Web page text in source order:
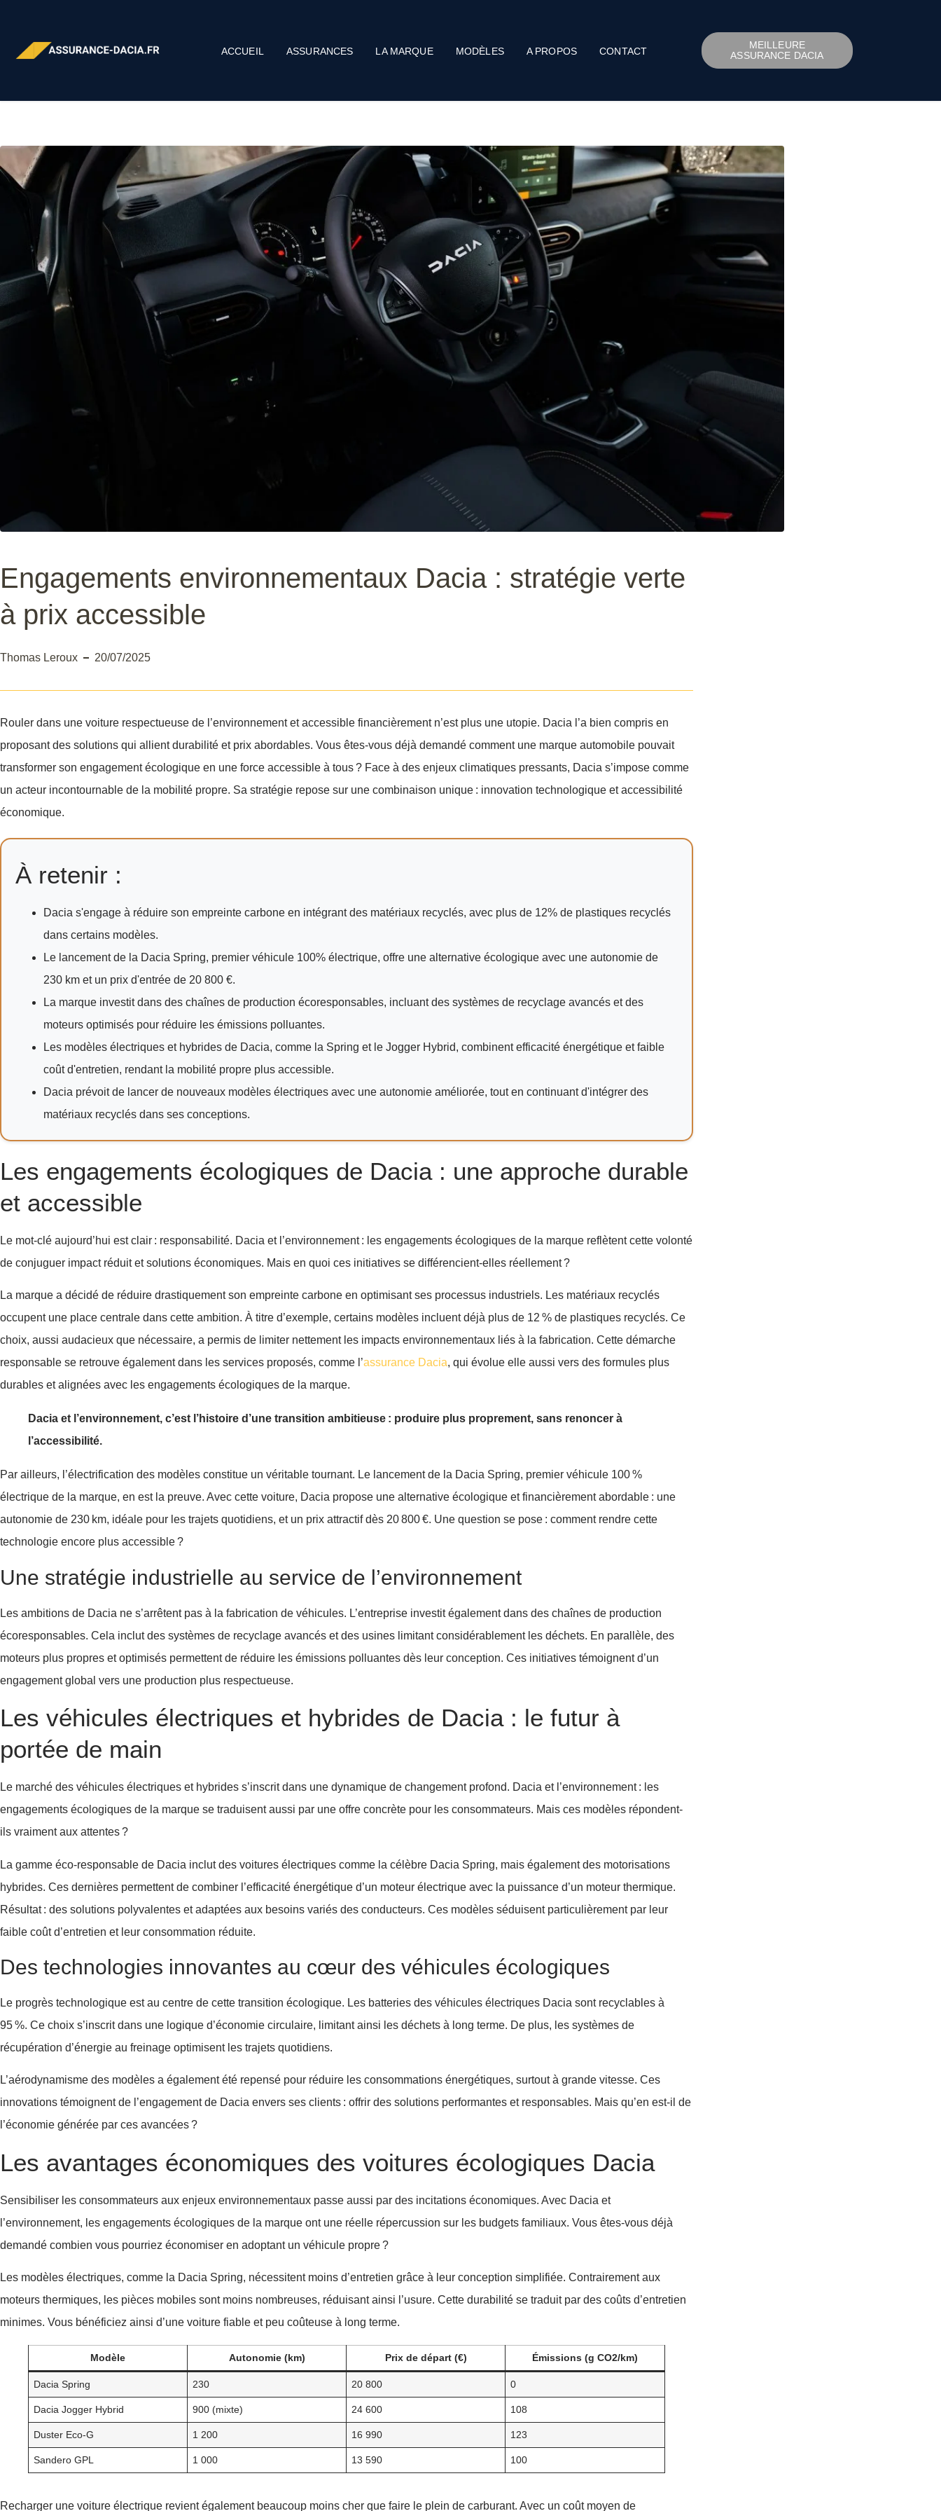
ACCUEIL ASSURANCES LA MARQUE MODÈLES A PROPOS CONTACT
MEILLEURE
ASSURANCE DACIA
Engagements environnementaux Dacia : stratégie verte
à prix accessible
Thomas Leroux 20/07/2025
Rouler dans une voiture respectueuse de l’environnement et accessible financièrement n’est plus une utopie. Dacia l’a bien compris en
proposant des solutions qui allient durabilité et prix abordables. Vous êtes-vous déjà demandé comment une marque automobile pouvait
transformer son engagement écologique en une force accessible à tous ? Face à des enjeux climatiques pressants, Dacia s’impose comme
un acteur incontournable de la mobilité propre. Sa stratégie repose sur une combinaison unique : innovation technologique et accessibilité
économique.
À retenir :
Dacia s'engage à réduire son empreinte carbone en intégrant des matériaux recyclés, avec plus de 12% de plastiques recyclés
dans certains modèles.
Le lancement de la Dacia Spring, premier véhicule 100% électrique, offre une alternative écologique avec une autonomie de
230 km et un prix d'entrée de 20 800 €.
La marque investit dans des chaînes de production écoresponsables, incluant des systèmes de recyclage avancés et des
moteurs optimisés pour réduire les émissions polluantes.
Les modèles électriques et hybrides de Dacia, comme la Spring et le Jogger Hybrid, combinent efficacité énergétique et faible
coût d'entretien, rendant la mobilité propre plus accessible.
Dacia prévoit de lancer de nouveaux modèles électriques avec une autonomie améliorée, tout en continuant d'intégrer des
matériaux recyclés dans ses conceptions.
Les engagements écologiques de Dacia : une approche durable
et accessible
Le mot-clé aujourd’hui est clair : responsabilité. Dacia et l’environnement : les engagements écologiques de la marque reflètent cette volonté
de conjuguer impact réduit et solutions économiques. Mais en quoi ces initiatives se différencient-elles réellement ?
La marque a décidé de réduire drastiquement son empreinte carbone en optimisant ses processus industriels. Les matériaux recyclés
occupent une place centrale dans cette ambition. À titre d’exemple, certains modèles incluent déjà plus de 12 % de plastiques recyclés. Ce
choix, aussi audacieux que nécessaire, a permis de limiter nettement les impacts environnementaux liés à la fabrication. Cette démarche
responsable se retrouve également dans les services proposés, comme l’assurance Dacia, qui évolue elle aussi vers des formules plus
durables et alignées avec les engagements écologiques de la marque.
Dacia et l’environnement, c’est l’histoire d’une transition ambitieuse : produire plus proprement, sans renoncer à
l’accessibilité.
Par ailleurs, l’électrification des modèles constitue un véritable tournant. Le lancement de la Dacia Spring, premier véhicule 100 %
électrique de la marque, en est la preuve. Avec cette voiture, Dacia propose une alternative écologique et financièrement abordable : une
autonomie de 230 km, idéale pour les trajets quotidiens, et un prix attractif dès 20 800 €. Une question se pose : comment rendre cette
technologie encore plus accessible ?
Une stratégie industrielle au service de l’environnement
Les ambitions de Dacia ne s’arrêtent pas à la fabrication de véhicules. L’entreprise investit également dans des chaînes de production
écoresponsables. Cela inclut des systèmes de recyclage avancés et des usines limitant considérablement les déchets. En parallèle, des
moteurs plus propres et optimisés permettent de réduire les émissions polluantes dès leur conception. Ces initiatives témoignent d’un
engagement global vers une production plus respectueuse.
Les véhicules électriques et hybrides de Dacia : le futur à
portée de main
Le marché des véhicules électriques et hybrides s’inscrit dans une dynamique de changement profond. Dacia et l’environnement : les
engagements écologiques de la marque se traduisent aussi par une offre concrète pour les consommateurs. Mais ces modèles répondent-
ils vraiment aux attentes ?
La gamme éco-responsable de Dacia inclut des voitures électriques comme la célèbre Dacia Spring, mais également des motorisations
hybrides. Ces dernières permettent de combiner l’efficacité énergétique d’un moteur électrique avec la puissance d’un moteur thermique.
Résultat : des solutions polyvalentes et adaptées aux besoins variés des conducteurs. Ces modèles séduisent particulièrement par leur
faible coût d’entretien et leur consommation réduite.
Des technologies innovantes au cœur des véhicules écologiques
Le progrès technologique est au centre de cette transition écologique. Les batteries des véhicules électriques Dacia sont recyclables à
95 %. Ce choix s’inscrit dans une logique d’économie circulaire, limitant ainsi les déchets à long terme. De plus, les systèmes de
récupération d’énergie au freinage optimisent les trajets quotidiens.
L’aérodynamisme des modèles a également été repensé pour réduire les consommations énergétiques, surtout à grande vitesse. Ces
innovations témoignent de l’engagement de Dacia envers ses clients : offrir des solutions performantes et responsables. Mais qu’en est-il de
l’économie générée par ces avancées ?
Les avantages économiques des voitures écologiques Dacia
Sensibiliser les consommateurs aux enjeux environnementaux passe aussi par des incitations économiques. Avec Dacia et
l’environnement, les engagements écologiques de la marque ont une réelle répercussion sur les budgets familiaux. Vous êtes-vous déjà
demandé combien vous pourriez économiser en adoptant un véhicule propre ?
Les modèles électriques, comme la Dacia Spring, nécessitent moins d’entretien grâce à leur conception simplifiée. Contrairement aux
moteurs thermiques, les pièces mobiles sont moins nombreuses, réduisant ainsi l’usure. Cette durabilité se traduit par des coûts d’entretien
minimes. Vous bénéficiez ainsi d’une voiture fiable et peu coûteuse à long terme.
Modèle Autonomie (km) Prix de départ (€) Émissions (g CO2/km)
Dacia Spring 230 20 800 0
Dacia Jogger Hybrid 900 (mixte) 24 600 108
Duster Eco-G 1 200 16 990 123
Sandero GPL 1 000 13 590 100
Recharger une voiture électrique revient également beaucoup moins cher que faire le plein de carburant. Avec un coût moyen de